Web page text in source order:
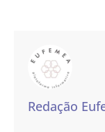
Redação